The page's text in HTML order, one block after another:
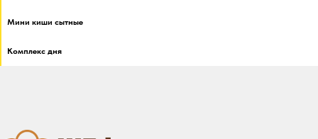
Мини киши сытные
Комплекс дня